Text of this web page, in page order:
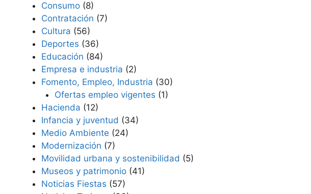
Consumo (8)
Contratación (7)
Cultura (56)
Deportes (36)
Educación (84)
Empresa e industria (2)
Fomento, Empleo, Industria (30)
Ofertas empleo vigentes (1)
Hacienda (12)
Infancia y juventud (34)
Medio Ambiente (24)
Modernización (7)
Movilidad urbana y sostenibilidad (5)
Museos y patrimonio (41)
Noticias Fiestas (57)